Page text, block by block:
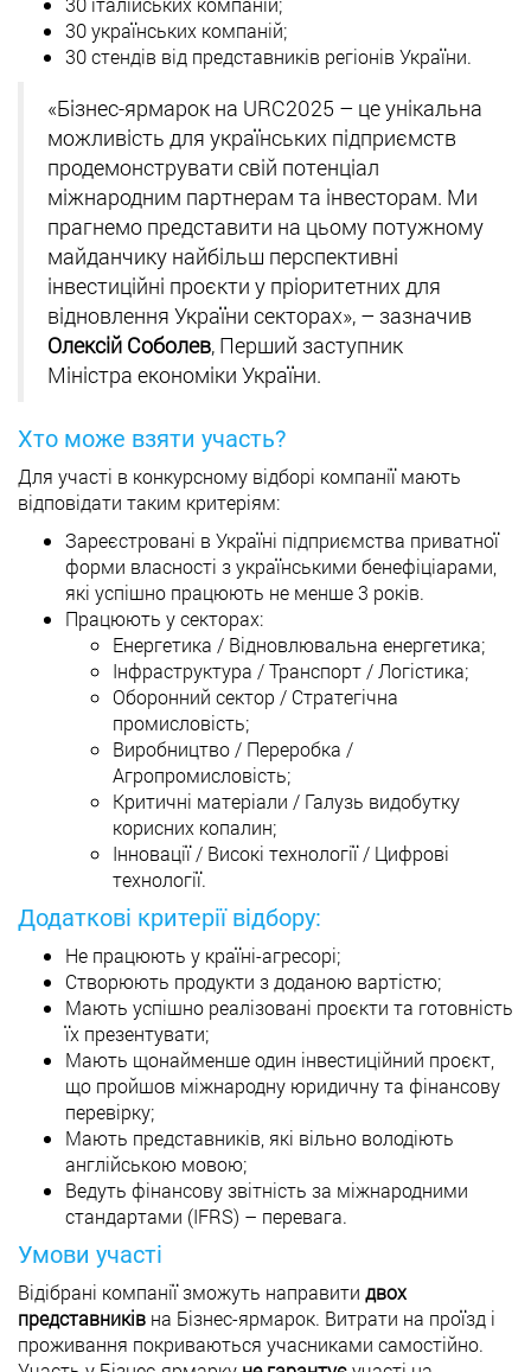
30 українських компаній;
30 стендів від представників регіонів України.
«Бізнес-ярмарок на URC2025 – це унікальна
можливість для українських підприємств
продемонструвати свій потенціал
міжнародним партнерам та інвесторам. Ми
прагнемо представити на цьому потужному
майданчику найбільш перспективні
інвестиційні проєкти у пріоритетних для
відновлення України секторах», – зазначив
Олексій Соболев, Перший заступник
Міністра економіки України.
Хто може взяти участь?
Для участі в конкурсному відборі компанії мають
відповідати таким критеріям:
Зареєстровані в Україні підприємства приватної
форми власності з українськими бенефіціарами,
які успішно працюють не менше 3 років.
Працюють у секторах:
Енергетика / Відновлювальна енергетика;
Інфраструктура / Транспорт / Логістика;
Оборонний сектор / Стратегічна
промисловість;
Виробництво / Переробка /
Агропромисловість;
Критичні матеріали / Галузь видобутку
корисних копалин;
Інновації / Високі технології / Цифрові
технології.
Додаткові критерії відбору:
Не працюють у країні-агресорі;
Створюють продукти з доданою вартістю;
Мають успішно реалізовані проєкти та готовність
їх презентувати;
Мають щонайменше один інвестиційний проєкт,
що пройшов міжнародну юридичну та фінансову
перевірку;
Мають представників, які вільно володіють
англійською мовою;
Ведуть фінансову звітність за міжнародними
стандартами (IFRS) – перевага.
Умови участі
Відібрані компанії зможуть направити двох
представників на Бізнес-ярмарок. Витрати на проїзд і
проживання покриваються учасниками самостійно.